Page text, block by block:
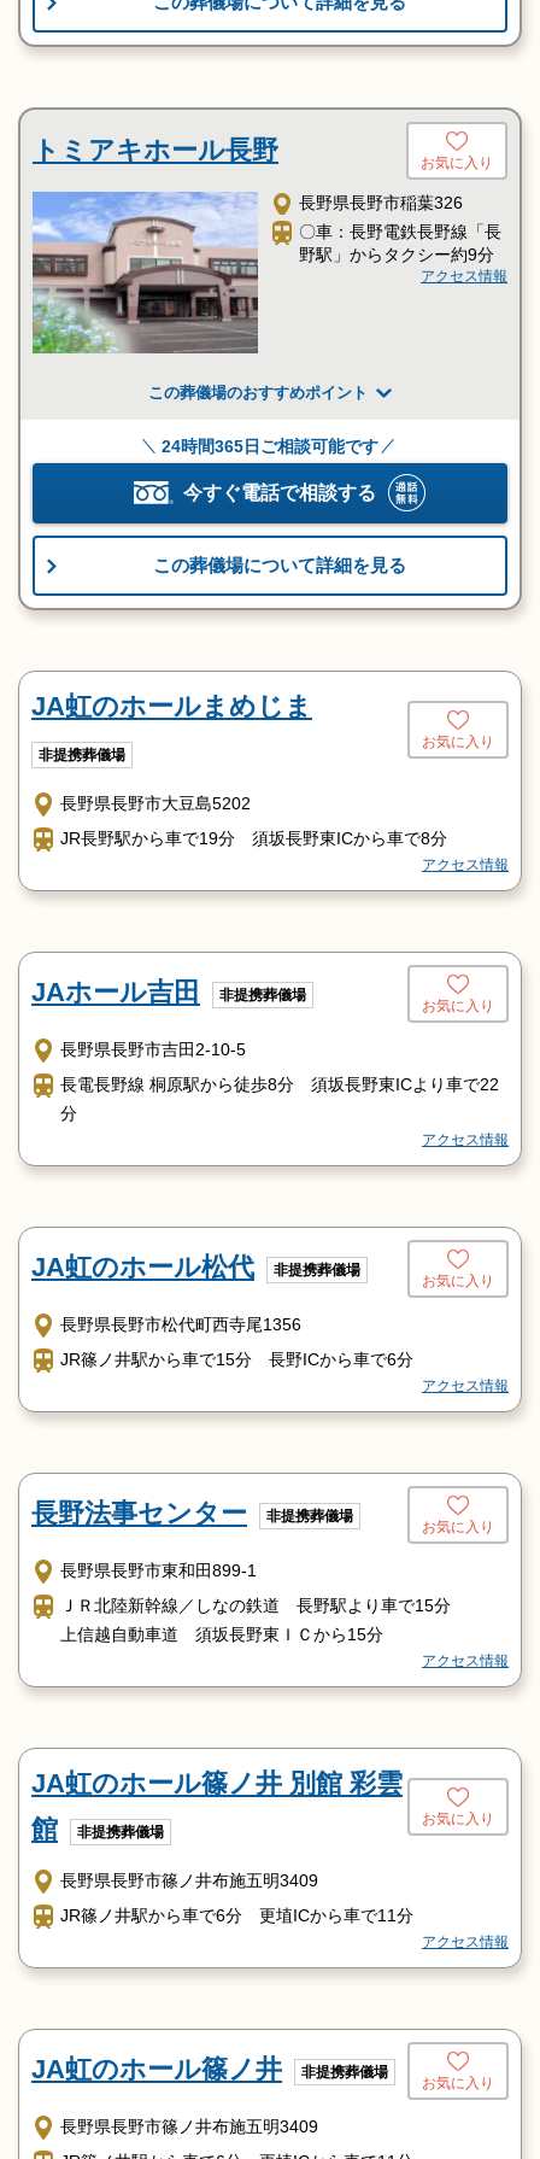
トミアキホール長野 お気に入り
長野県長野市稲葉326
〇車：長野電鉄長野線「長
野駅」からタクシー約9分
アクセス情報
この葬儀場のおすすめポイント
24時間365日ご相談可能です
今すぐ電話で相談する
この葬儀場について詳細を見る
JA虹のホールまめじま
非提携葬儀場
お気に入り
長野県長野市大豆島5202
JR長野駅から車で19分 須坂長野東ICから車で8分
アクセス情報
JAホール吉田 非提携葬儀場
お気に入り
長野県長野市吉田2-10-5
長電長野線 桐原駅から徒歩8分 須坂長野東ICより車で22
分
アクセス情報
JA虹のホール松代 非提携葬儀場
お気に入り
長野県長野市松代町西寺尾1356
JR篠ノ井駅から車で15分 長野ICから車で6分
アクセス情報
長野法事センター 非提携葬儀場
お気に入り
長野県長野市東和田899-1
ＪＲ北陸新幹線／しなの鉄道 長野駅より車で15分
上信越自動車道 須坂長野東ＩＣから15分
アクセス情報
JA虹のホール篠ノ井 別館 彩雲
館
非提携葬儀場
お気に入り
長野県長野市篠ノ井布施五明3409
JR篠ノ井駅から車で6分 更埴ICから車で11分
アクセス情報
JA虹のホール篠ノ井 非提携葬儀場
お気に入り
長野県長野市篠ノ井布施五明3409